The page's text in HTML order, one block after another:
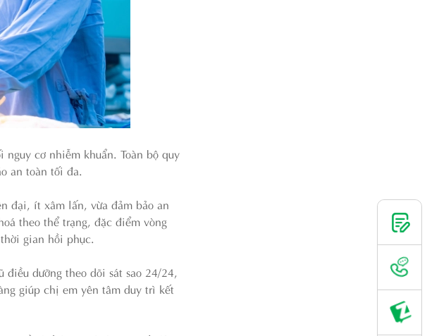
cơ nhiễm khuẩn. Toàn bộ quy
an toàn tối đa.
đại, ít xâm lấn, vừa đảm bảo an
theo thể trạng, đặc điểm vòng
gian hồi phục.
dưỡng theo dõi sát sao 24/24,
giúp chị em yên tâm duy trì kết